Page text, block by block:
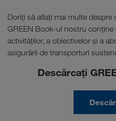
Doriți să aflați mai multe
GREEN Book-ul nostru conține
activităților, a obiectivelor și a
asigurării de transporturi
Descărcați